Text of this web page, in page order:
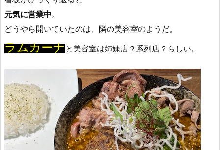
元気に営業中。
どうやら開いていたのは、隣の美容室のようだ。
ラムカーナと美容室は姉妹店？系列店？らしい。